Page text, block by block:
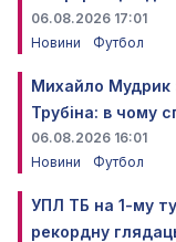
06.08.2026 17:01
Новини
Футбол
Михайло Мудрик
Трубіна: в чому
06.08.2026 16:01
Новини
Футбол
УПЛ ТБ на 1-му
рекордну